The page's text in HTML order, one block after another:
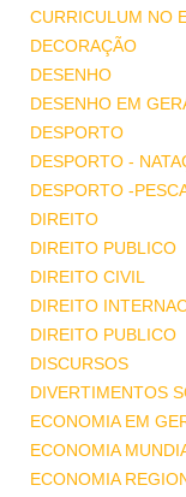
CURRICULUM NO
DECORAÇÃO
DESENHO
DESENHO EM
DESPORTO
DESPORTO -
DESPORTO -
DIREITO
DIREITO PUBLICO
DIREITO CIVIL
DIREITO
DIREITO PUBLICO
DISCURSOS
DIVERTIMENTOS
ECONOMIA EM
ECONOMIA
ECONOMIA